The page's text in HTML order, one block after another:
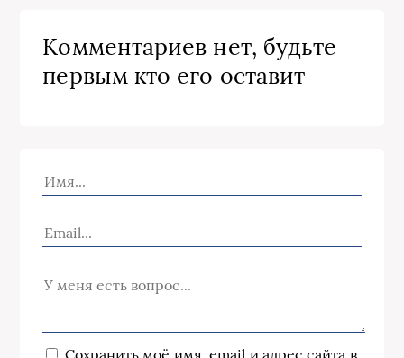
Комментариев нет, будьте
первым кто его оставит
Сохранить моё имя, email и адрес сайта в